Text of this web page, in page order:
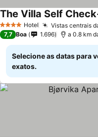
4 EstrelasHotel Vistas centrais
The Villa Self
7,7 Boa 1.696 a 0.8 km
Selecione as datas para
exatos.